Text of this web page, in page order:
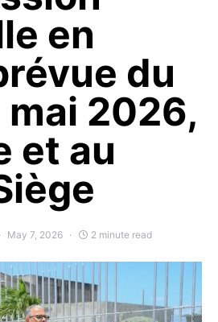
en
du
mai 2026,
et au
May 7, 2026 2 minute read